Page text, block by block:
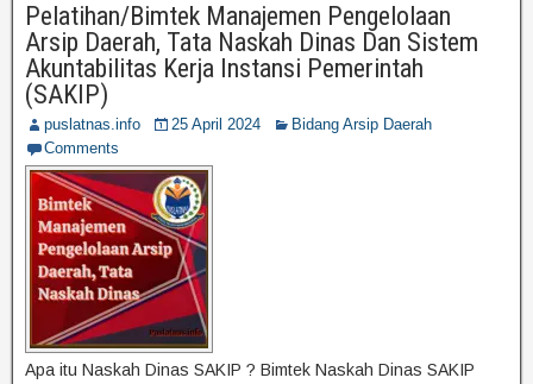
Pelatihan/Bimtek Manajemen Pengelolaan
Arsip Daerah, Tata Naskah Dinas Dan Sistem
Akuntabilitas Kerja Instansi Pemerintah
(SAKIP)
puslatnas.info 25 April 2024
Bidang Arsip Daerah
Comments
Apa itu Naskah Dinas SAKIP ? Bimtek Naskah Dinas SAKIP